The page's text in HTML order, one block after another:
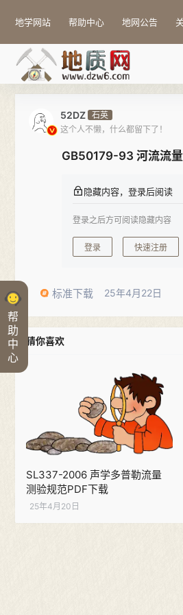
帮
助
中
心
地学网站 帮助中心 地网公告
52DZ 石英
这个人不懒，什么都留下了！
GB50179-93 河流流
隐藏内容，登录后阅读
登录之后方可阅读隐藏内容
登录 快速注册
标准下载 25年4月22日
猜你喜欢
SL337-2006 声学多普勒流量
测验规范PDF下载
25年4月20日